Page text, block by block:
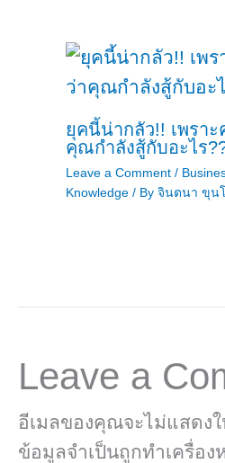
ยุคนี้น่ากลัว!! เพรา
คุณกำลังสู้กับอะไร
Leave a Comment /
Knowledge/ By จินตนา ขุน
Leave a
อีเมลของคุณจะไม่แสดง
ข้อมูลจำเป็นถูกทำเครื่อง